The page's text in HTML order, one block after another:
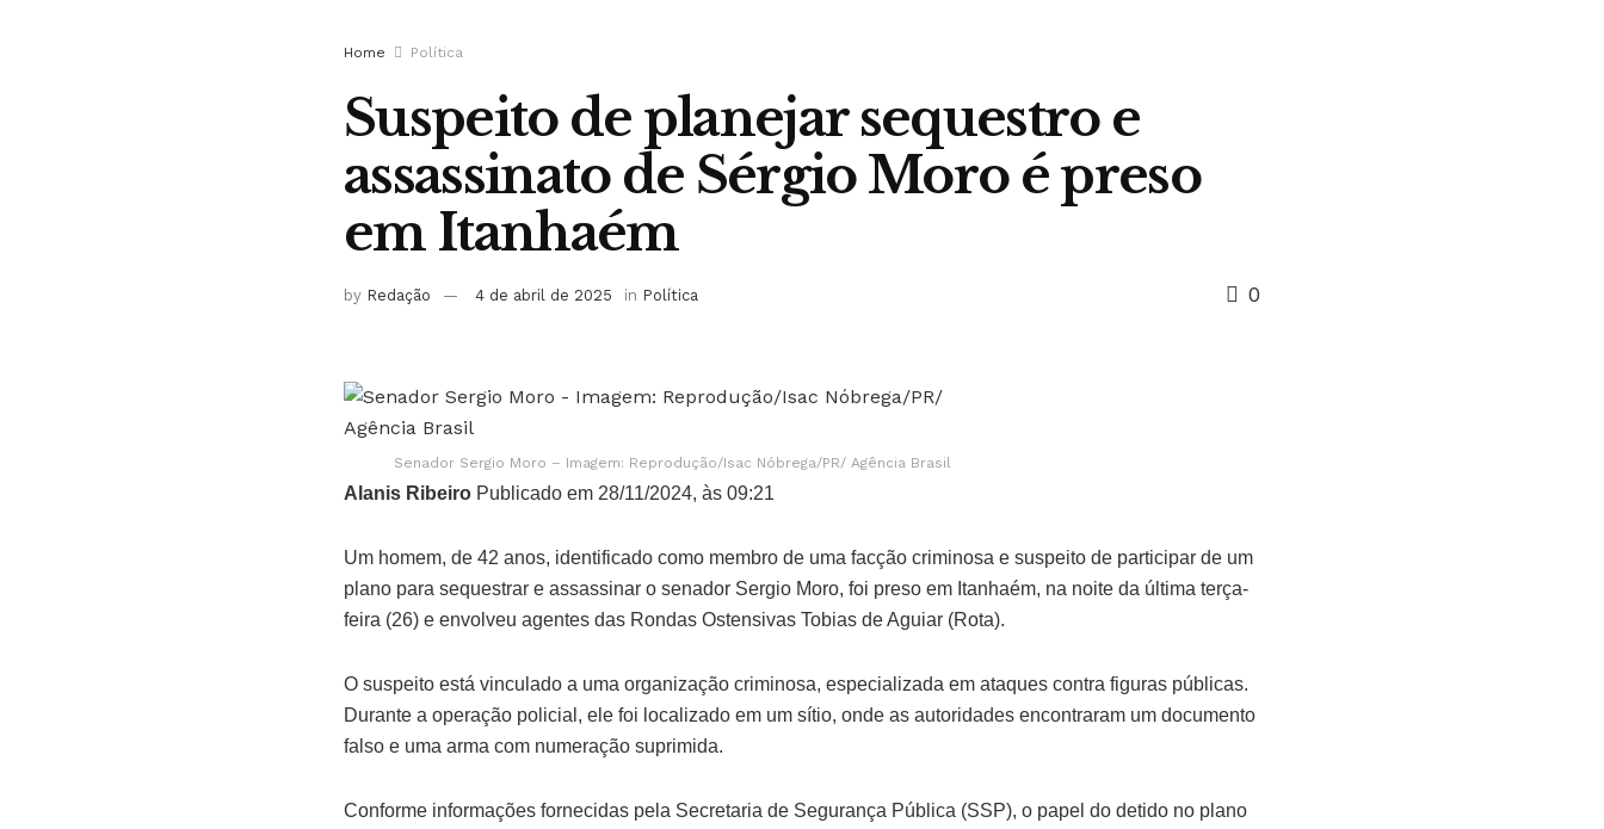
Home Política
Suspeito de planejar sequestro e
assassinato de Sérgio Moro é preso
em Itanhaém
by Redação 4 de abril de 2025 in Política 0
Senador Sergio Moro – Imagem: Reprodução/Isac Nóbrega/PR/ Agência Brasil
Alanis Ribeiro Publicado em 28/11/2024, às 09:21
Um homem, de 42 anos, identificado como membro de uma facção criminosa e suspeito de participar de um
plano para sequestrar e assassinar o senador Sergio Moro, foi preso em Itanhaém, na noite da última terça-
feira (26) e envolveu agentes das Rondas Ostensivas Tobias de Aguiar (Rota).
O suspeito está vinculado a uma organização criminosa, especializada em ataques contra figuras públicas.
Durante a operação policial, ele foi localizado em um sítio, onde as autoridades encontraram um documento
falso e uma arma com numeração suprimida.
Conforme informações fornecidas pela Secretaria de Segurança Pública (SSP), o papel do detido no plano